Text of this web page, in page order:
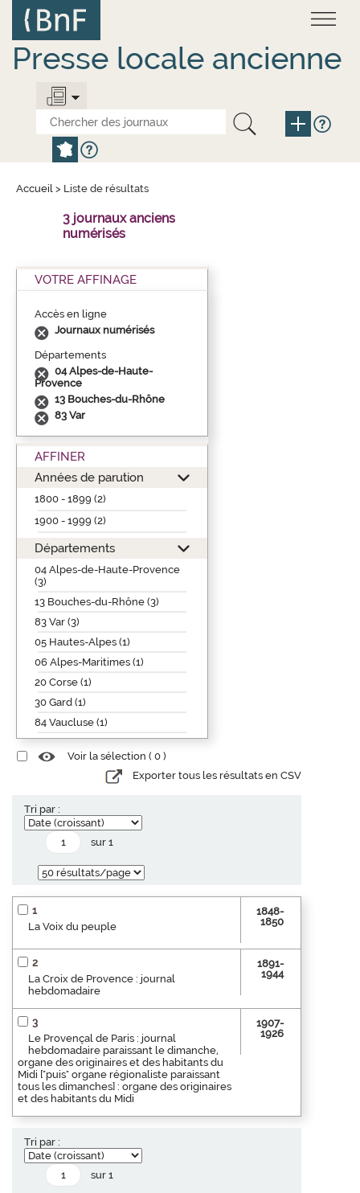
contenu
principal
Presse locale ancienne
Accueil > Liste de résultats
3 journaux anciens
numérisés
VOTRE AFFINAGE
Accès en ligne
Journaux numérisés
Départements
04 Alpes-de-Haute-
Provence
13 Bouches-du-Rhône
83 Var
AFFINER
Années de parution
1800 - 1899 (2)
1900 - 1999 (2)
Départements
04 Alpes-de-Haute-Provence
(3)
13 Bouches-du-Rhône (3)
83 Var (3)
05 Hautes-Alpes (1)
06 Alpes-Maritimes (1)
20 Corse (1)
30 Gard (1)
84 Vaucluse (1)
Voir la sélection ( 0 )
Exporter tous les résultats en CSV
Tri par :
sur 1
1
La Voix du peuple
1848-
1850
2
La Croix de Provence : journal
hebdomadaire
1891-
1944
3
Le Provençal de Paris : journal
hebdomadaire paraissant le dimanche,
organe des originaires et des habitants du
Midi ["puis" organe régionaliste paraissant
tous les dimanches] : organe des originaires
et des habitants du Midi
1907-
1926
Tri par :
sur 1
Panneau de gestion des cookies